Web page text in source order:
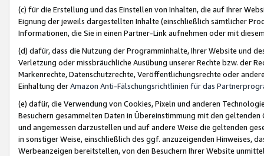
(c) für die Erstellung und das Einstellen von Inhalten, die auf Ihrer
Eignung der jeweils dargestellten Inhalte (einschließlich sämtlicher
Informationen, die Sie in einen Partner-Link aufnehmen oder mit
(d) dafür, dass die Nutzung der Programminhalte, Ihrer Website und
Verletzung oder missbräuchliche Ausübung unserer Rechte bzw. der
Markenrechte, Datenschutzrechte, Veröffentlichungsrechte oder
Einhaltung derAmazon Anti-Fälschungsrichtlinien für das
(e) dafür, die Verwendung von Cookies, Pixeln und anderen
Besuchern gesammelten Daten in Übereinstimmung mit den
und angemessen darzustellen und auf andere Weise die geltenden
in sonstiger Weise, einschließlich des ggf. anzuzeigenden Hinweises,
Werbeanzeigen bereitstellen, von den Besuchern Ihrer Website